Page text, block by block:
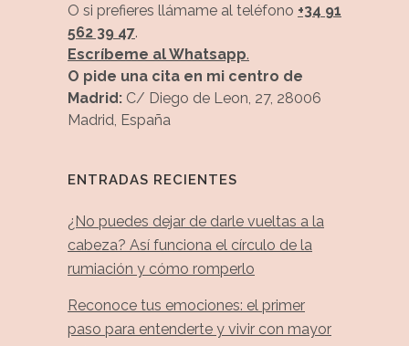
O si prefieres llámame al teléfono +34 91
562 39 47.
Escríbeme al Whatsapp.
O pide una cita en mi centro de
Madrid: C/ Diego de Leon, 27, 28006
Madrid, España
ENTRADAS RECIENTES
¿No puedes dejar de darle vueltas a la
cabeza? Así funciona el círculo de la
rumiación y cómo romperlo
Reconoce tus emociones: el primer
paso para entenderte y vivir con mayor